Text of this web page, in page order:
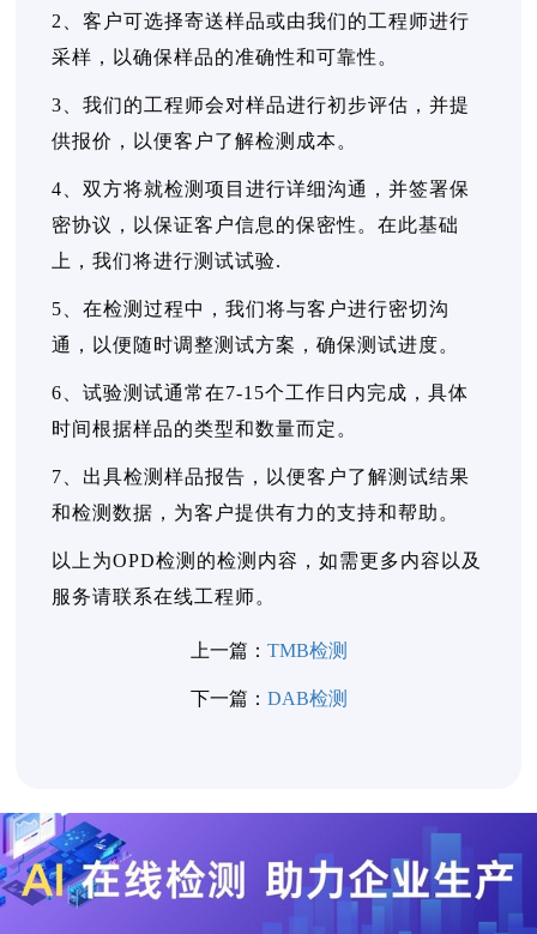
2、客户可选择寄送样品或由我们的工程师进行
采样，以确保样品的准确性和可靠性。
3、我们的工程师会对样品进行初步评估，并提
供报价，以便客户了解检测成本。
4、双方将就检测项目进行详细沟通，并签署保
密协议，以保证客户信息的保密性。在此基础
上，我们将进行测试试验.
5、在检测过程中，我们将与客户进行密切沟
通，以便随时调整测试方案，确保测试进度。
6、试验测试通常在7-15个工作日内完成，具体
时间根据样品的类型和数量而定。
7、出具检测样品报告，以便客户了解测试结果
和检测数据，为客户提供有力的支持和帮助。
以上为OPD检测的检测内容，如需更多内容以及
服务请联系在线工程师。
上一篇： TMB检测
下一篇： DAB检测